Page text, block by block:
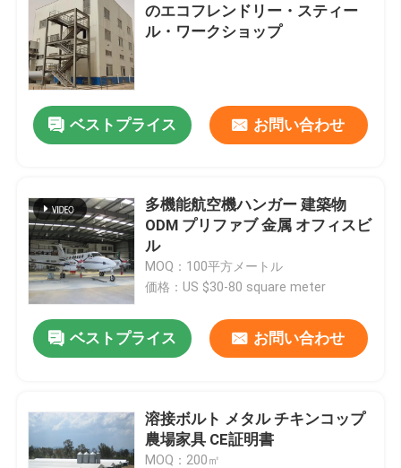
のエコフレンドリー・スティー
ル・ワークショップ
ベストプライス お問い合わせ
多機能航空機ハンガー 建築物
ODM プリファブ 金属 オフィスビ
ル
MOQ：100平方メートル
価格：US $30-80 square meter
ベストプライス お問い合わせ
溶接ボルト メタル チキンコップ
農場家具 CE証明書
MOQ：200㎡